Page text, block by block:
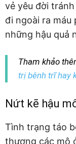
vẻ yêu đời
đi ngoài ra máu
những hậu quả
Tham khảo
trị bênh trĩ hay
Nứt kẽ hậu
Tình trạng táo
thương các mô